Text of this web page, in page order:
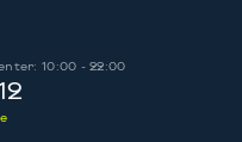
заряд более 4х часов
Ч, мин
10:00 - 22:00